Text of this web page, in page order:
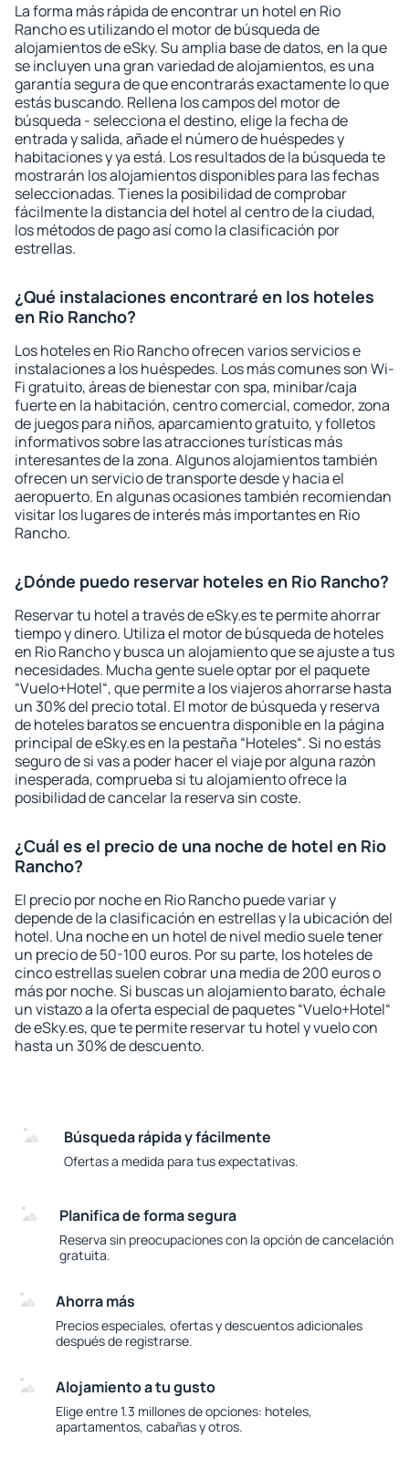
La forma más rápida de encontrar un hotel en Rio
Rancho es utilizando el motor de búsqueda de
alojamientos de eSky. Su amplia base de datos, en la que
se incluyen una gran variedad de alojamientos, es una
garantía segura de que encontrarás exactamente lo que
estás buscando. Rellena los campos del motor de
búsqueda - selecciona el destino, elige la fecha de
entrada y salida, añade el número de huéspedes y
habitaciones y ya está. Los resultados de la búsqueda te
mostrarán los alojamientos disponibles para las fechas
seleccionadas. Tienes la posibilidad de comprobar
fácilmente la distancia del hotel al centro de la ciudad,
los métodos de pago así como la clasificación por
estrellas.
¿Qué instalaciones encontraré en los hoteles
en Rio Rancho?
Los hoteles en Rio Rancho ofrecen varios servicios e
instalaciones a los huéspedes. Los más comunes son Wi-
Fi gratuito, áreas de bienestar con spa, minibar/caja
fuerte en la habitación, centro comercial, comedor, zona
de juegos para niños, aparcamiento gratuito, y folletos
informativos sobre las atracciones turísticas más
interesantes de la zona. Algunos alojamientos también
ofrecen un servicio de transporte desde y hacia el
aeropuerto. En algunas ocasiones también recomiendan
visitar los lugares de interés más importantes en Rio
Rancho.
¿Dónde puedo reservar hoteles en Rio Rancho?
Reservar tu hotel a través de eSky.es te permite ahorrar
tiempo y dinero. Utiliza el motor de búsqueda de hoteles
en Rio Rancho y busca un alojamiento que se ajuste a tus
necesidades. Mucha gente suele optar por el paquete
“Vuelo+Hotel“, que permite a los viajeros ahorrarse hasta
un 30% del precio total. El motor de búsqueda y reserva
de hoteles baratos se encuentra disponible en la página
principal de eSky.es en la pestaña “Hoteles“. Si no estás
seguro de si vas a poder hacer el viaje por alguna razón
inesperada, comprueba si tu alojamiento ofrece la
posibilidad de cancelar la reserva sin coste.
¿Cuál es el precio de una noche de hotel en Rio
Rancho?
El precio por noche en Rio Rancho puede variar y
depende de la clasificación en estrellas y la ubicación del
hotel. Una noche en un hotel de nivel medio suele tener
un precio de 50-100 euros. Por su parte, los hoteles de
cinco estrellas suelen cobrar una media de 200 euros o
más por noche. Si buscas un alojamiento barato, échale
un vistazo a la oferta especial de paquetes “Vuelo+Hotel“
de eSky.es, que te permite reservar tu hotel y vuelo con
hasta un 30% de descuento.
Búsqueda rápida y fácilmente
Ofertas a medida para tus expectativas.
Planifica de forma segura
Reserva sin preocupaciones con la opción de cancelación
gratuita.
Ahorra más
Precios especiales, ofertas y descuentos adicionales
después de registrarse.
Alojamiento a tu gusto
Elige entre 1.3 millones de opciones: hoteles,
apartamentos, cabañas y otros.